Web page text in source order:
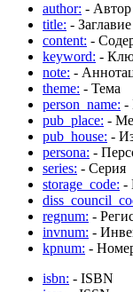
author: - Автор
title: - Заглавие
content: -
keyword: -
note: -
theme: - Тема
person_name: -
pub_place: -
pub_house: -
persona: -
series: - Серия
storage_code: -
regnum: -
invnum: -
kpnum: -
isbn: - ISBN